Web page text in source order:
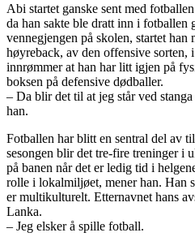
Abi startet ganske sent med
da han sakte ble dratt inn i
vennegjengen på skolen, startet
høyreback, av den offensive sorten,
innrømmer at han har litt igjen på
boksen på defensive dødballer.
– Da blir det til at jeg står ved
han.
Fotballen har blitt en sentral del av
sesongen blir det tre-fire treninger i
på banen når det er ledig tid i
rolle i lokalmiljøet, mener han. Han
er multikulturelt. Etternavnet hans
Lanka.
– Jeg elsker å spille fotball.